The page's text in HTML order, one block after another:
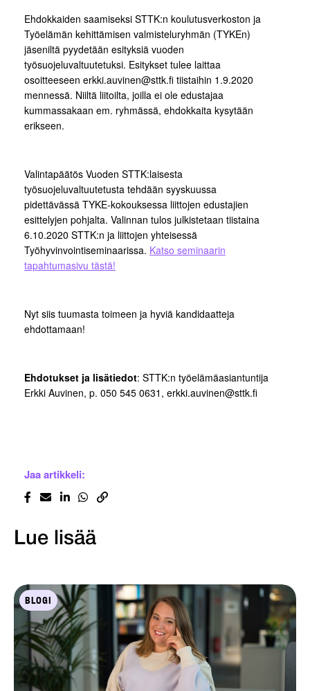
Ehdokkaiden saamiseksi STTK:n koulutusverkoston ja
Työelämän kehittämisen valmisteluryhmän (TYKEn)
jäseniltä pyydetään esityksiä vuoden
työsuojeluvaltuutetuksi. Esitykset tulee laittaa
osoitteeseen erkki.auvinen@sttk.fi tiistaihin 1.9.2020
mennessä. Niiltä liitoilta, joilla ei ole edustajaa
kummassakaan em. ryhmässä, ehdokkaita kysytään
erikseen.
Valintapäätös Vuoden STTK:laisesta
työsuojeluvaltuutetusta tehdään syyskuussa
pidettävässä TYKE-kokouksessa liittojen edustajien
esittelyjen pohjalta. Valinnan tulos julkistetaan tiistaina
6.10.2020 STTK:n ja liittojen yhteisessä
Työhyvinvointiseminaarissa. Katso seminaarin
tapahtumasivu tästä!
Nyt siis tuumasta toimeen ja hyviä kandidaatteja
ehdottamaan!
Ehdotukset ja lisätiedot: STTK:n työelämäasiantuntija
Erkki Auvinen, p. 050 545 0631, erkki.auvinen@sttk.fi
Jaa artikkeli:
Lue lisää
BLOGI